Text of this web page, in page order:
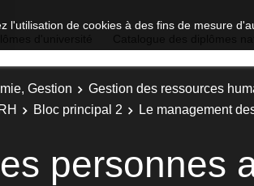
l'utilisation de cookies à des fins de mesure
Gestion
Gestion des ressources
Bloc principal 2 Le management
personnes